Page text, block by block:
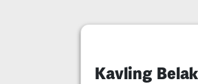
Kavling